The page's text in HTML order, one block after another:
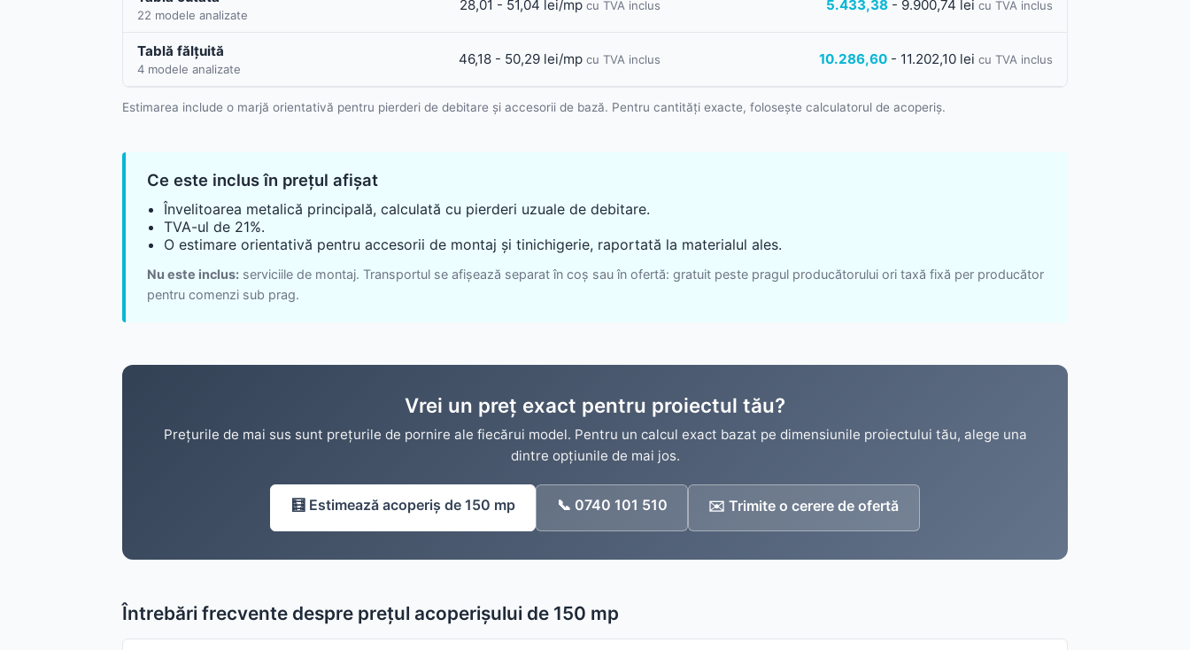
Accesorii din tablă
Sistem pluvial
Gard orizontal
22 modele analizate
28,01 - 51,04 lei/mp cu TVA inclus 5.433,38 - 9.900,74 lei cu TVA inclus
Tablă fălțuită
4 modele analizate
46,18 - 50,29 lei/mp cu TVA inclus 10.286,60 - 11.202,10 lei cu TVA inclus
Estimarea include o marjă orientativă pentru pierderi de debitare și accesorii de bază. Pentru cantități exacte, folosește calculatorul de acoperiș.
Ce este inclus în prețul afișat
Învelitoarea metalică principală, calculată cu pierderi uzuale de debitare.
TVA-ul de 21%.
O estimare orientativă pentru accesorii de montaj și tinichigerie, raportată la materialul ales.
Nu este inclus: serviciile de montaj. Transportul se afișează separat în coș sau în ofertă: gratuit peste pragul producătorului ori taxă fixă per producător
pentru comenzi sub prag.
Vrei un preț exact pentru proiectul tău?
Prețurile de mai sus sunt prețurile de pornire ale fiecărui model. Pentru un calcul exact bazat pe dimensiunile proiectului tău, alege una
dintre opțiunile de mai jos.
🧮 Estimează acoperiș de 150 mp 📞 0740 101 510 ✉️ Trimite o cerere de ofertă
Întrebări frecvente despre prețul acoperișului de 150 mp